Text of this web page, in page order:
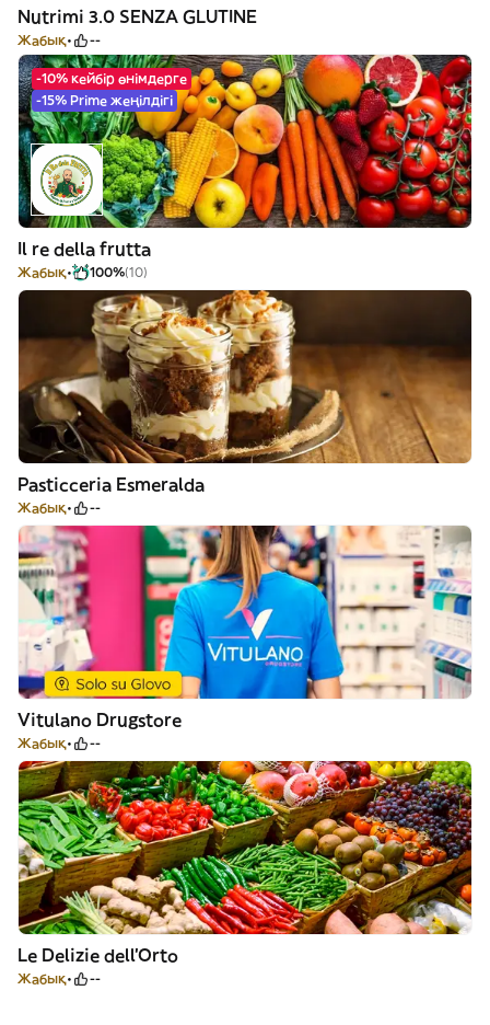
Nutrimi 3.0 SENZA GLUTINE
Жабық --
-10% кейбір өнімдерге
-15% Prime жеңілдігі
Il re della frutta
Жабық 100%(10)
Pasticceria Esmeralda
Жабық --
Vitulano Drugstore
Жабық --
Le Delizie dell’Orto
Жабық --